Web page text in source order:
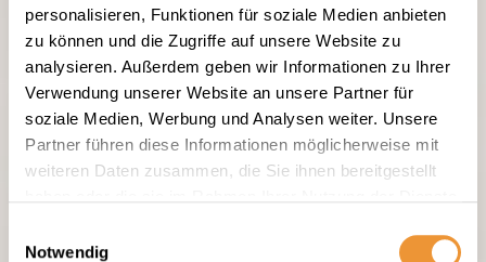
personalisieren, Funktionen für soziale Medien anbieten
zu können und die Zugriffe auf unsere Website zu
analysieren. Außerdem geben wir Informationen zu Ihrer
Verwendung unserer Website an unsere Partner für
soziale Medien, Werbung und Analysen weiter. Unsere
Partner führen diese Informationen möglicherweise mit
weiteren Daten zusammen, die Sie ihnen bereitgestellt
Notwendig